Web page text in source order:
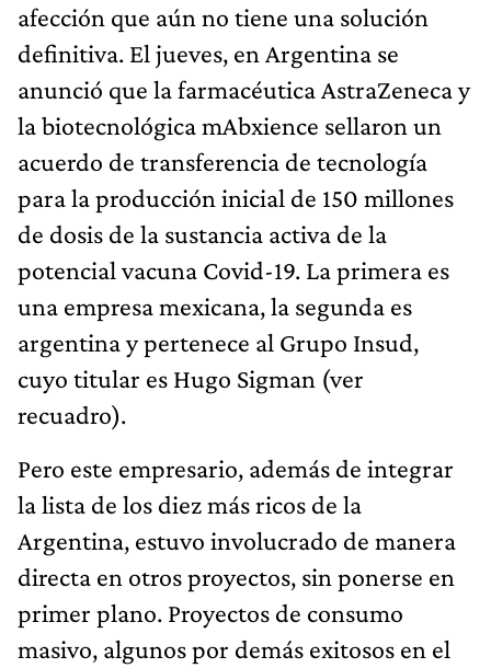
afección que aún no tiene una solución
definitiva. El jueves, en Argentina se
anunció que la farmacéutica AstraZeneca y
la biotecnológica mAbxience sellaron un
acuerdo de transferencia de tecnología
para la producción inicial de 150 millones
de dosis de la sustancia activa de la
potencial vacuna Covid-19. La primera es
una empresa mexicana, la segunda es
argentina y pertenece al Grupo Insud,
cuyo titular es Hugo Sigman (ver
recuadro).
Pero este empresario, además de integrar
la lista de los diez más ricos de la
Argentina, estuvo involucrado de manera
directa en otros proyectos, sin ponerse en
primer plano. Proyectos de consumo
masivo, algunos por demás exitosos en el